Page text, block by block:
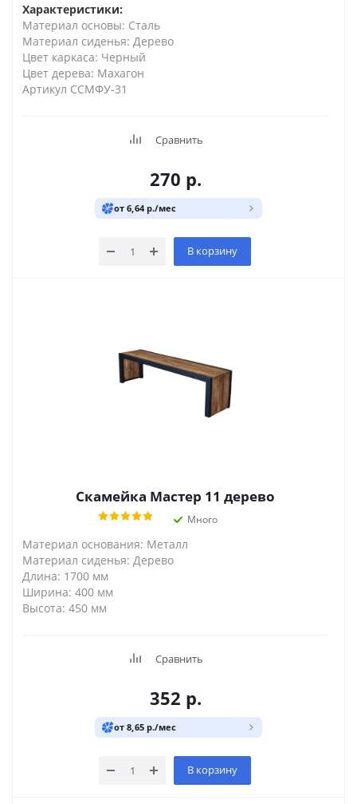
Характеристики:
Материал основы: Сталь
Материал сиденья: Дерево
Цвет каркаса: Черный
Цвет дерева: Махагон
Артикул ССМФУ-31
Сравнить
270 р.
от 6,64 р./мес
В корзину
Скамейка Мастер 11 дерево
Много
Материал основания: Металл
Материал сиденья: Дерево
Длина: 1700 мм
Ширина: 400 мм
Высота: 450 мм
Сравнить
352 р.
от 8,65 р./мес
В корзину